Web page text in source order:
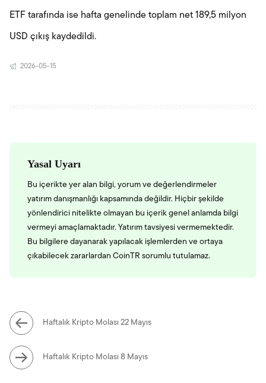
ETF tarafında ise hafta genelinde toplam net 189,5 milyon
USD çıkış kaydedildi.
2026-05-15
Yasal Uyarı
Bu içerikte yer alan bilgi, yorum ve değerlendirmeler
yatırım danışmanlığı kapsamında değildir. Hiçbir şekilde
yönlendirici nitelikte olmayan bu içerik genel anlamda bilgi
vermeyi amaçlamaktadır. Yatırım tavsiyesi vermemektedir.
Bu bilgilere dayanarak yapılacak işlemlerden ve ortaya
çıkabilecek zararlardan CoinTR sorumlu tutulamaz.
Haftalık Kripto Molası 22 Mayıs
Haftalık Kripto Molası 8 Mayıs